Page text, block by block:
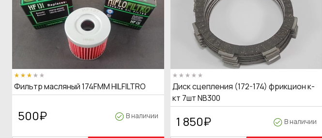
Фильтр масляный 174FMM HILFILTRO
500₽ В наличии
Диск сцепления (172-174) фрикцион к-
кт 7шт NB300
1 850₽ В наличии